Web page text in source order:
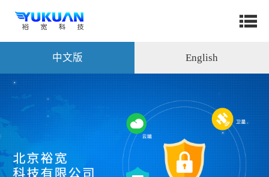
中文版 English